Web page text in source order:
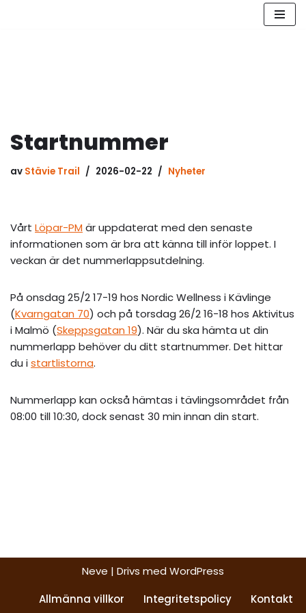
Startnummer
av Stävie Trail 2026-02-22 Nyheter
Vårt Löpar-PM är uppdaterat med den senaste
informationen som är bra att känna till inför loppet. I
veckan är det nummerlappsutdelning.
På onsdag 25/2 17-19 hos Nordic Wellness i Kävlinge
(Kvarngatan 70) och på torsdag 26/2 16-18 hos Aktivitus
i Malmö (Skeppsgatan 19). När du ska hämta ut din
nummerlapp behöver du ditt startnummer. Det hittar
du istartlistorna.
Nummerlapp kan också hämtas i tävlingsområdet från
08:00 till 10:30, dock senast 30 min innan din start.
Neve | Drivs med WordPress
Allmänna villkor
Integritetspolicy Kontakt